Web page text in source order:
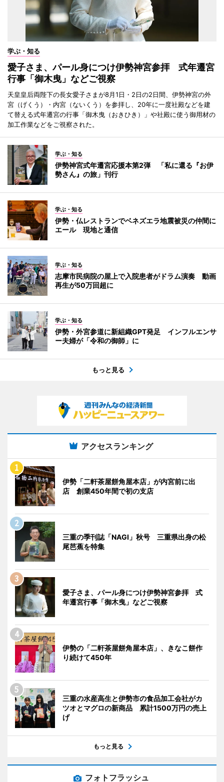
学ぶ・知る
愛子さま、パール身につけ伊勢神宮参拝 式年遷宮
行事「御木曳」などご視察
天皇皇后両陛下の長女愛子さまが8月1日・2日の2日間、伊勢神宮の外
宮（げくう）・内宮（ないくう）を参拝し、20年に一度社殿などを建
て替える式年遷宮の行事「御木曳（おきひき）」や社殿に使う御用材の
加工作業などをご視察された。
学ぶ・知る
伊勢神宮式年遷宮応援本第2弾 「私に還る『お伊
勢さん』の旅」刊行
学ぶ・知る
伊勢・仏レストランでベネズエラ地震被災の仲間に
エール 現地と通信
学ぶ・知る
志摩市民病院の屋上で入院患者がドラム演奏 動画
再生が50万回超に
学ぶ・知る
伊勢・外宮参道に新組織GPT発足 インフルエンサ
ー夫婦が「令和の御師」に
もっと見る
アクセスランキング
伊勢「二軒茶屋餅角屋本店」が内宮前に出
店 創業450年間で初の支店
三重の季刊誌「NAGI」秋号 三重県出身の松
尾芭蕉を特集
愛子さま、パール身につけ伊勢神宮参拝 式
年遷宮行事「御木曳」などご視察
伊勢の「二軒茶屋餅角屋本店」、きなこ餅作
り続けて450年
三重の水産高生と伊勢市の食品加工会社がカ
ツオとマグロの新商品 累計1500万円の売上
げ
もっと見る
フォトフラッシュ